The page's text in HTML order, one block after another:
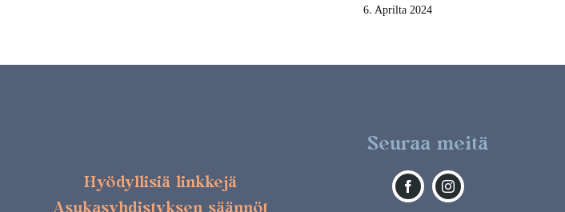
6. Aprilta 2024
Hyödyllisiä linkkejä
Asukasyhdistyksen säännöt
Seuraa meitä